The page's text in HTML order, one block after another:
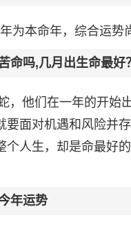
为本命年，综合运势
命吗,几月出生命最好？
，他们在一年的开始
要面对机遇和风险并
个人生，却是命最好
年运势